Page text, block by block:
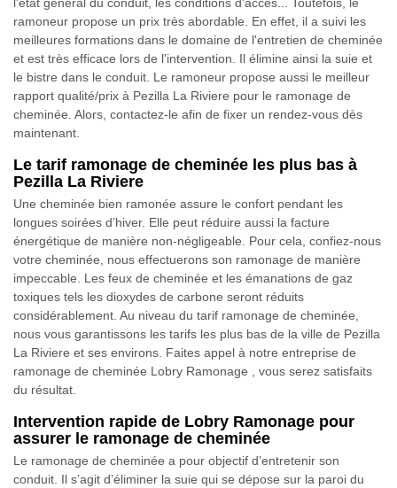
l'état général du conduit, les conditions d'accès... Toutefois, le
ramoneur propose un prix très abordable. En effet, il a suivi les
meilleures formations dans le domaine de l'entretien de cheminée
et est très efficace lors de l'intervention. Il élimine ainsi la suie et
le bistre dans le conduit. Le ramoneur propose aussi le meilleur
rapport qualité/prix à Pezilla La Riviere pour le ramonage de
cheminée. Alors, contactez-le afin de fixer un rendez-vous dès
maintenant.
Le tarif ramonage de cheminée les plus bas à
Pezilla La Riviere
Une cheminée bien ramonée assure le confort pendant les
longues soirées d’hiver. Elle peut réduire aussi la facture
énergétique de manière non-négligeable. Pour cela, confiez-nous
votre cheminée, nous effectuerons son ramonage de manière
impeccable. Les feux de cheminée et les émanations de gaz
toxiques tels les dioxydes de carbone seront réduits
considérablement. Au niveau du tarif ramonage de cheminée,
nous vous garantissons les tarifs les plus bas de la ville de Pezilla
La Riviere et ses environs. Faites appel à notre entreprise de
ramonage de cheminée Lobry Ramonage , vous serez satisfaits
du résultat.
Intervention rapide de Lobry Ramonage pour
assurer le ramonage de cheminée
Le ramonage de cheminée a pour objectif d’entretenir son
conduit. Il s’agit d’éliminer la suie qui se dépose sur la paroi du